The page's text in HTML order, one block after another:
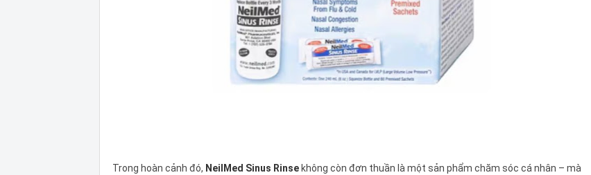
Trong hoàn cảnh đó, NeilMed Sinus Rinse không còn đơn thuần là một sản phẩm chăm sóc cá nhân – mà